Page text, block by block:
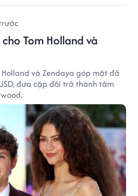
Tom Holland và
và Zendaya góp mặt đã
đưa cặp đôi trở thành tâm